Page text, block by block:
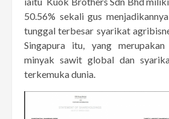
50.56% sekali gus
tunggal terbesar syarikat
Singapura itu, yang
minyak sawit global dan
terkemuka dunia.